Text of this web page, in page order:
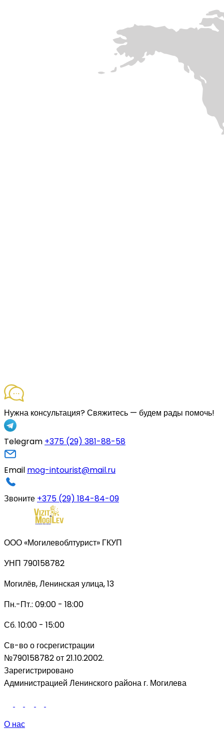
Нужна консультация?Свяжитесь — будем рады помочь!
Telegram +375 (29) 381-88-58
Email mog-intourist@mail.ru
Звоните +375 (29) 184-84-09
ООО «Могилевоблтурист» ГКУП
УНП 790158782
Могилёв, Ленинская улица, 13
Пн.-Пт.: 09:00 - 18:00
Сб. 10:00 - 15:00
Св-во о госрегистрации
№790158782 от 21.10.2002.
Зарегистрировано
Администрацией Ленинского района г. Могилева
О нас